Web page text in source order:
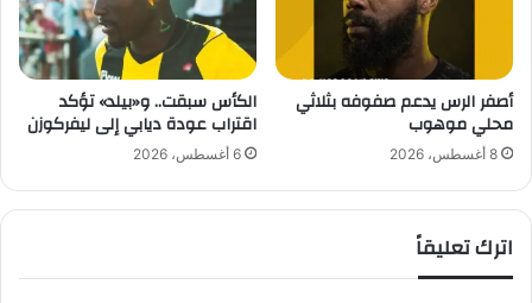
ل
د
ا
ن
أصفر الرس يدعم صفوفه بثلاثي
محلي موهوب
8 أغسطس، 2026
الكأس سبقت.. و«بيلد» تؤكد
اقتراب عودة ديابي إلى ليفركوزن
6 أغسطس، 2026
اترك تعليقاً